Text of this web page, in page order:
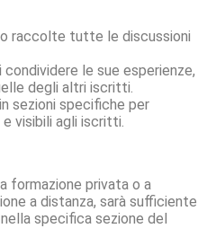
raccolte tutte le discussioni
le sue esperienze,
degli altri iscritti.
sezioni specifiche per
visibili agli iscritti.
formazione privata o a
a distanza, sarà sufficiente
specifica sezione del